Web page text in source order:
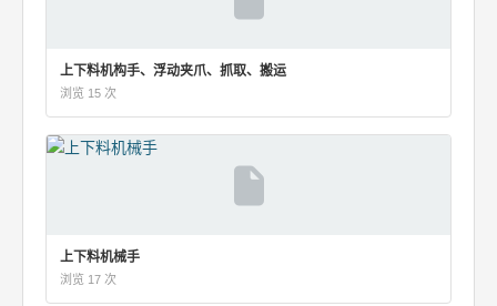
上下料机构手、浮动夹爪、抓取、搬运
浏览 15 次
上下料机械手
浏览 17 次